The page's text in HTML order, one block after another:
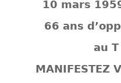
10 mars
66 ans
au
MANIFESTEZ